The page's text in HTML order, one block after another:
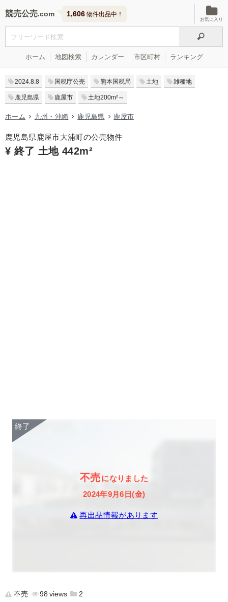
競売公売 1,606 物件出品中！
お気に入り
ホーム 地図検索 カレンダー 市区町村 ランキング
2024.8.8 国税庁公売 熊本国税局 土地 雑種地
鹿児島県 鹿屋市 土地200m²～
ホーム 九州・沖縄 鹿児島県 鹿屋市
鹿児島県鹿屋市大浦町の公売物件
¥ 終了 土地 442m²
不売になりました
2024年9月6日(金)
再出品情報があります
不売 98
2